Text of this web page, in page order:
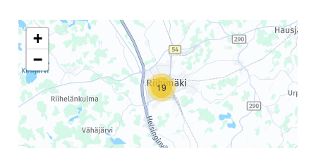
Seuraavassa elementissä on kartta, joka esittää
19
+
−